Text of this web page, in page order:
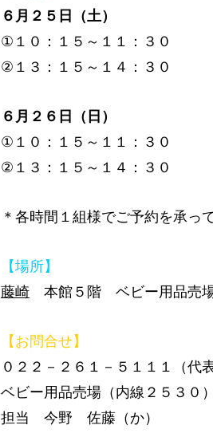
６ 月２５日（土）
①１０：１５～１１：３０
②１３：１５～１４：３０
６月２６日（日）
①１０：１５～１１：３０
②１３：１５～１４：３０
＊各時間１組様でご予約を承っ
【場所】
藤崎 本館５階 ベビー用品売
【お問合せ】
０２２－２６１－５１１１（代表
ベビー用品売場（内線２５３０）
担当 今野 佐藤（か）